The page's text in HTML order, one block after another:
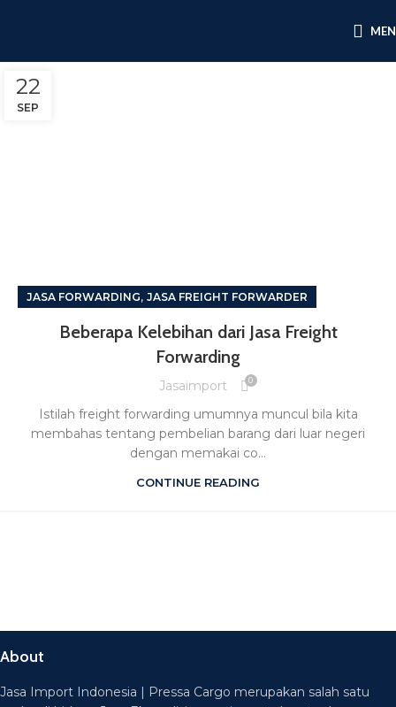
22
SEP
JASA FORWARDING, JASA FREIGHT FORWARDER
Beberapa Kelebihan dari Jasa Freight
Forwarding
Jasaimport 0
Istilah freight forwarding umumnya muncul bila kita
membahas tentang pembelian barang dari luar negeri
dengan memakai co...
CONTINUE READING
About
Jasa Import Indonesia | Pressa Cargo merupakan salah satu